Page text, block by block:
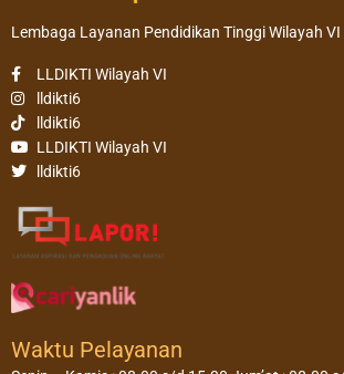
Lembaga Layanan Pendidikan Tinggi Wilayah
LLDIKTI Wilayah VI
lldikti6
lldikti6
LLDIKTI Wilayah VI
lldikti6
Waktu Pelayanan